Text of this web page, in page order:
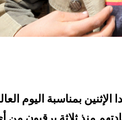
بمناسبة اليوم